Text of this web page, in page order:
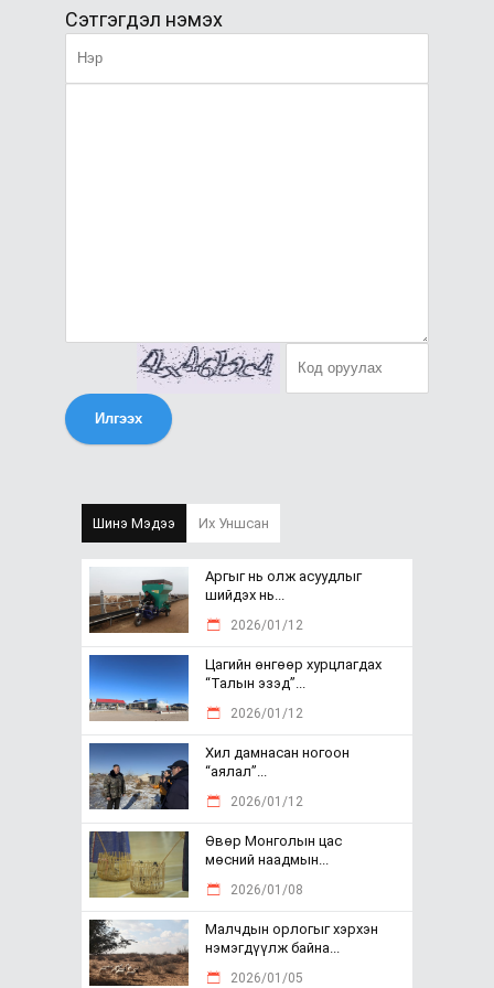
Сэтгэгдэл нэмэх
Илгээх
Шинэ Мэдээ Их Уншсан
Аргыг нь олж асуудлыг
шийдэх нь...
2026/01/12
Цагийн өнгөөр хурцлагдах
“Талын эзэд”...
2026/01/12
Хил дамнасан ногоон
“аялал”...
2026/01/12
Өвөр Монголын цас
мөсний наадмын...
2026/01/08
Малчдын орлогыг хэрхэн
нэмэгдүүлж байна...
2026/01/05